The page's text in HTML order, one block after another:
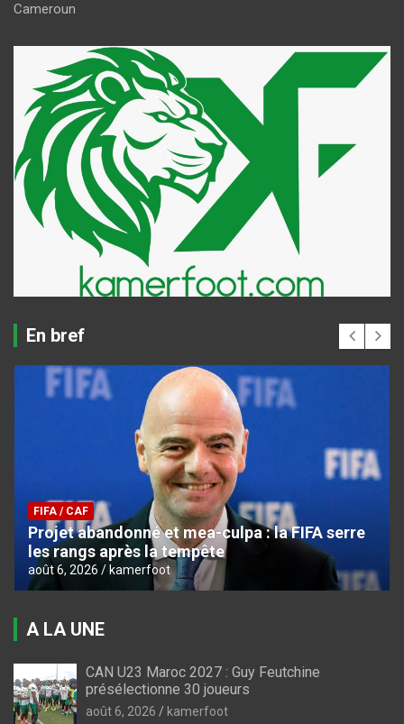
Cameroun
En bref
FIFA / CAF
Projet abandonné et mea-culpa : la FIFA serre
les rangs après la tempête
août 6, 2026 kamerfoot
A LA UNE
CAN U23 Maroc 2027 : Guy Feutchine
présélectionne 30 joueurs
août 6, 2026 kamerfoot